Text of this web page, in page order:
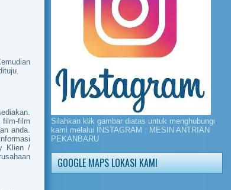
film-film
anda.
Klien /
Silahkan klik gambar diatas untuk menghubungi
kami melalui INSTAGRAM : MESIN ANTRIAN
PEKANBARU
GOOGLE MAPS LOKASI KAMI